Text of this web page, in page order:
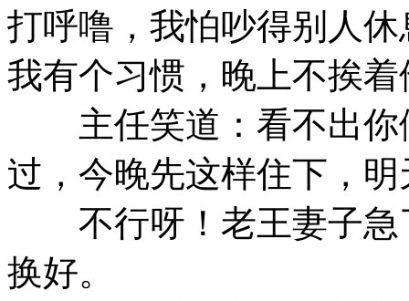
打呼噜，我怕吵得别人
我有个习惯，晚上不挨
主任笑道：看不出你
过，今晚先这样住下，
不行呀！老王妻子急
换好。